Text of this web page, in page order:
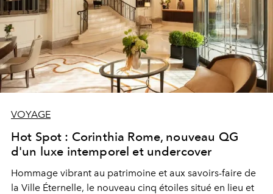
VOYAGE
Hot Spot : Corinthia Rome, nouveau QG
d'un luxe intemporel et undercover
Hommage vibrant au patrimoine et aux savoirs-faire de
la Ville Éternelle, le nouveau cinq étoiles situé en lieu et